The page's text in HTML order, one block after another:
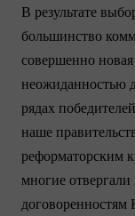
В результате
большинство
совершенно новая
неожиданностью
рядах
наше
реформаторским
многие
договоренностям